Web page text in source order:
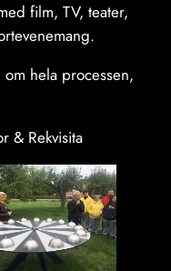
film, TV, teater,
hela processen,
& Rekvisita